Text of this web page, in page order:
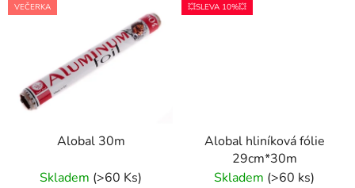
VEČERKA
Alobal 30m
Skladem (>60 Ks)
💥SLEVA 10%💥
Alobal hliníková fólie
29cm*30m
Skladem (>60 ks)